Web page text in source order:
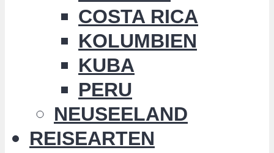
COSTA RICA
KOLUMBIEN
KUBA
PERU
NEUSEELAND
REISEARTEN